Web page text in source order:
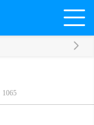
1065